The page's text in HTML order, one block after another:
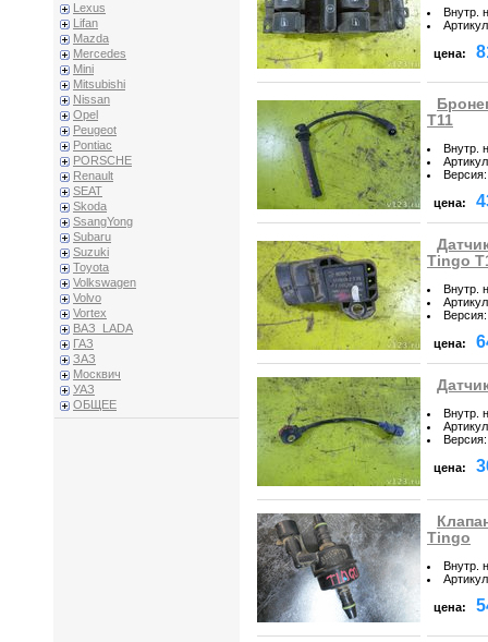
Lexus
Lifan
Mazda
Mercedes
Mini
Mitsubishi
Nissan
Opel
Peugeot
Pontiac
PORSCHE
Renault
SEAT
Skoda
SsangYong
Subaru
Suzuki
Toyota
Volkswagen
Volvo
Vortex
ВАЗ_LADA
ГАЗ
ЗАЗ
Москвич
УАЗ
ОБЩЕЕ
Внутр.
Артикул
цена:
T11
Внутр.
Артикул
Версия:
цена:
Tingo
Внутр.
Артикул
Версия:
цена:
Внутр.
Артикул
Версия:
цена:
Tingo
Внутр.
Артикул
цена: